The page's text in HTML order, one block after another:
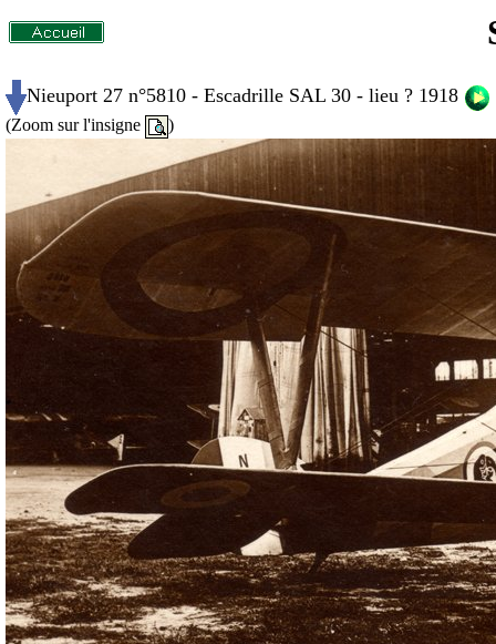
Nieuport 27 n°5810 - Escadrille SAL 30 - lieu ? 1918
(Zoom sur l'insigne )